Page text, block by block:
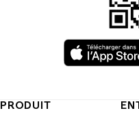
PRODUIT